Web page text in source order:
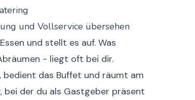
und Vollservice übersehen
und stellt es auf. Was
- liegt oft bei dir.
bedient das Buffet und räumt am
bei der du als Gastgeber präsent